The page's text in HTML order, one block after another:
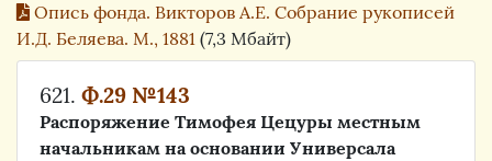
Опись фонда. Викторов А.Е. Собрание рукописей
И.Д. Беляева. М., 1881 (7,3 Мбайт)
621. Ф.29 №143
Распоряжение Тимофея Цецуры местным
начальникам на основании Универсала